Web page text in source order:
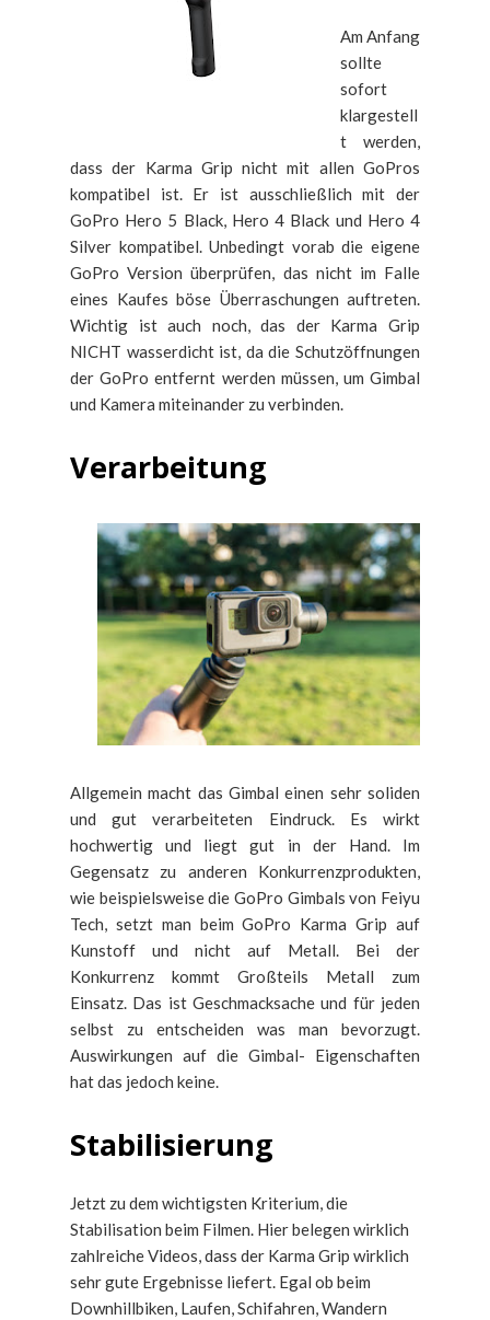
Am Anfang
sollte
sofort
klargestell
t werden,
dass der Karma Grip nicht mit allen GoPros
kompatibel ist. Er ist ausschließlich mit der
GoPro Hero 5 Black, Hero 4 Black und Hero 4
Silver kompatibel. Unbedingt vorab die eigene
GoPro Version überprüfen, das nicht im Falle
eines Kaufes böse Überraschungen auftreten.
Wichtig ist auch noch, das der Karma Grip
NICHT wasserdicht ist, da die Schutzöffnungen
der GoPro entfernt werden müssen, um Gimbal
und Kamera miteinander zu verbinden.
Verarbeitung
Allgemein macht das Gimbal einen sehr soliden
und gut verarbeiteten Eindruck. Es wirkt
hochwertig und liegt gut in der Hand. Im
Gegensatz zu anderen Konkurrenzprodukten,
wie beispielsweise die GoPro Gimbals von Feiyu
Tech, setzt man beim GoPro Karma Grip auf
Kunstoff und nicht auf Metall. Bei der
Konkurrenz kommt Großteils Metall zum
Einsatz. Das ist Geschmacksache und für jeden
selbst zu entscheiden was man bevorzugt.
Auswirkungen auf die Gimbal- Eigenschaften
hat das jedoch keine.
Stabilisierung
Jetzt zu dem wichtigsten Kriterium, die
Stabilisation beim Filmen. Hier belegen wirklich
zahlreiche Videos, dass der Karma Grip wirklich
sehr gute Ergebnisse liefert. Egal ob beim
Downhillbiken, Laufen, Schifahren, Wandern